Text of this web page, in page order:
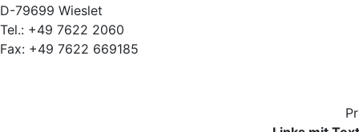
D-79699 Wieslet
Tel.: +49 7622 2060
Fax: +49 7622 669185